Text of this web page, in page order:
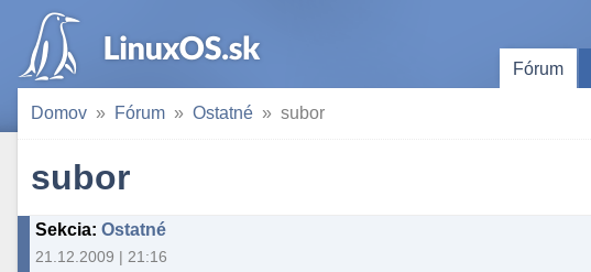
Fórum
Domov Fórum Ostatné subor
subor
Sekcia: Ostatné
21.12.2009 | 21:16